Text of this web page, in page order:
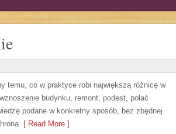
temu, co w praktyce robi największą różnicę w
budynku, remont, podest, połać
podane w konkretny sposób, bez zbędnej
[ Read More ]